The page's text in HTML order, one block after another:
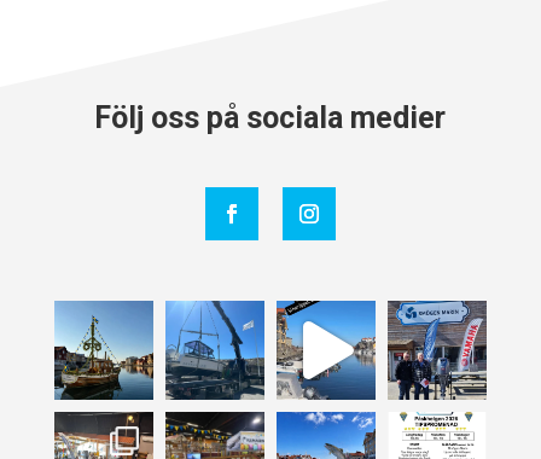
Följ oss på sociala medier